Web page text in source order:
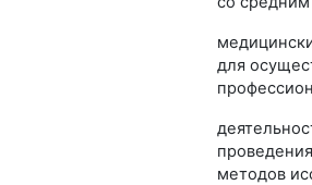
для
методов